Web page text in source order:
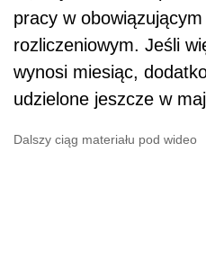
pracy w
rozliczeniowym. Jeśli
wynosi miesiąc,
udzielone jeszcze w
Dalszy ciąg materiału pod wideo